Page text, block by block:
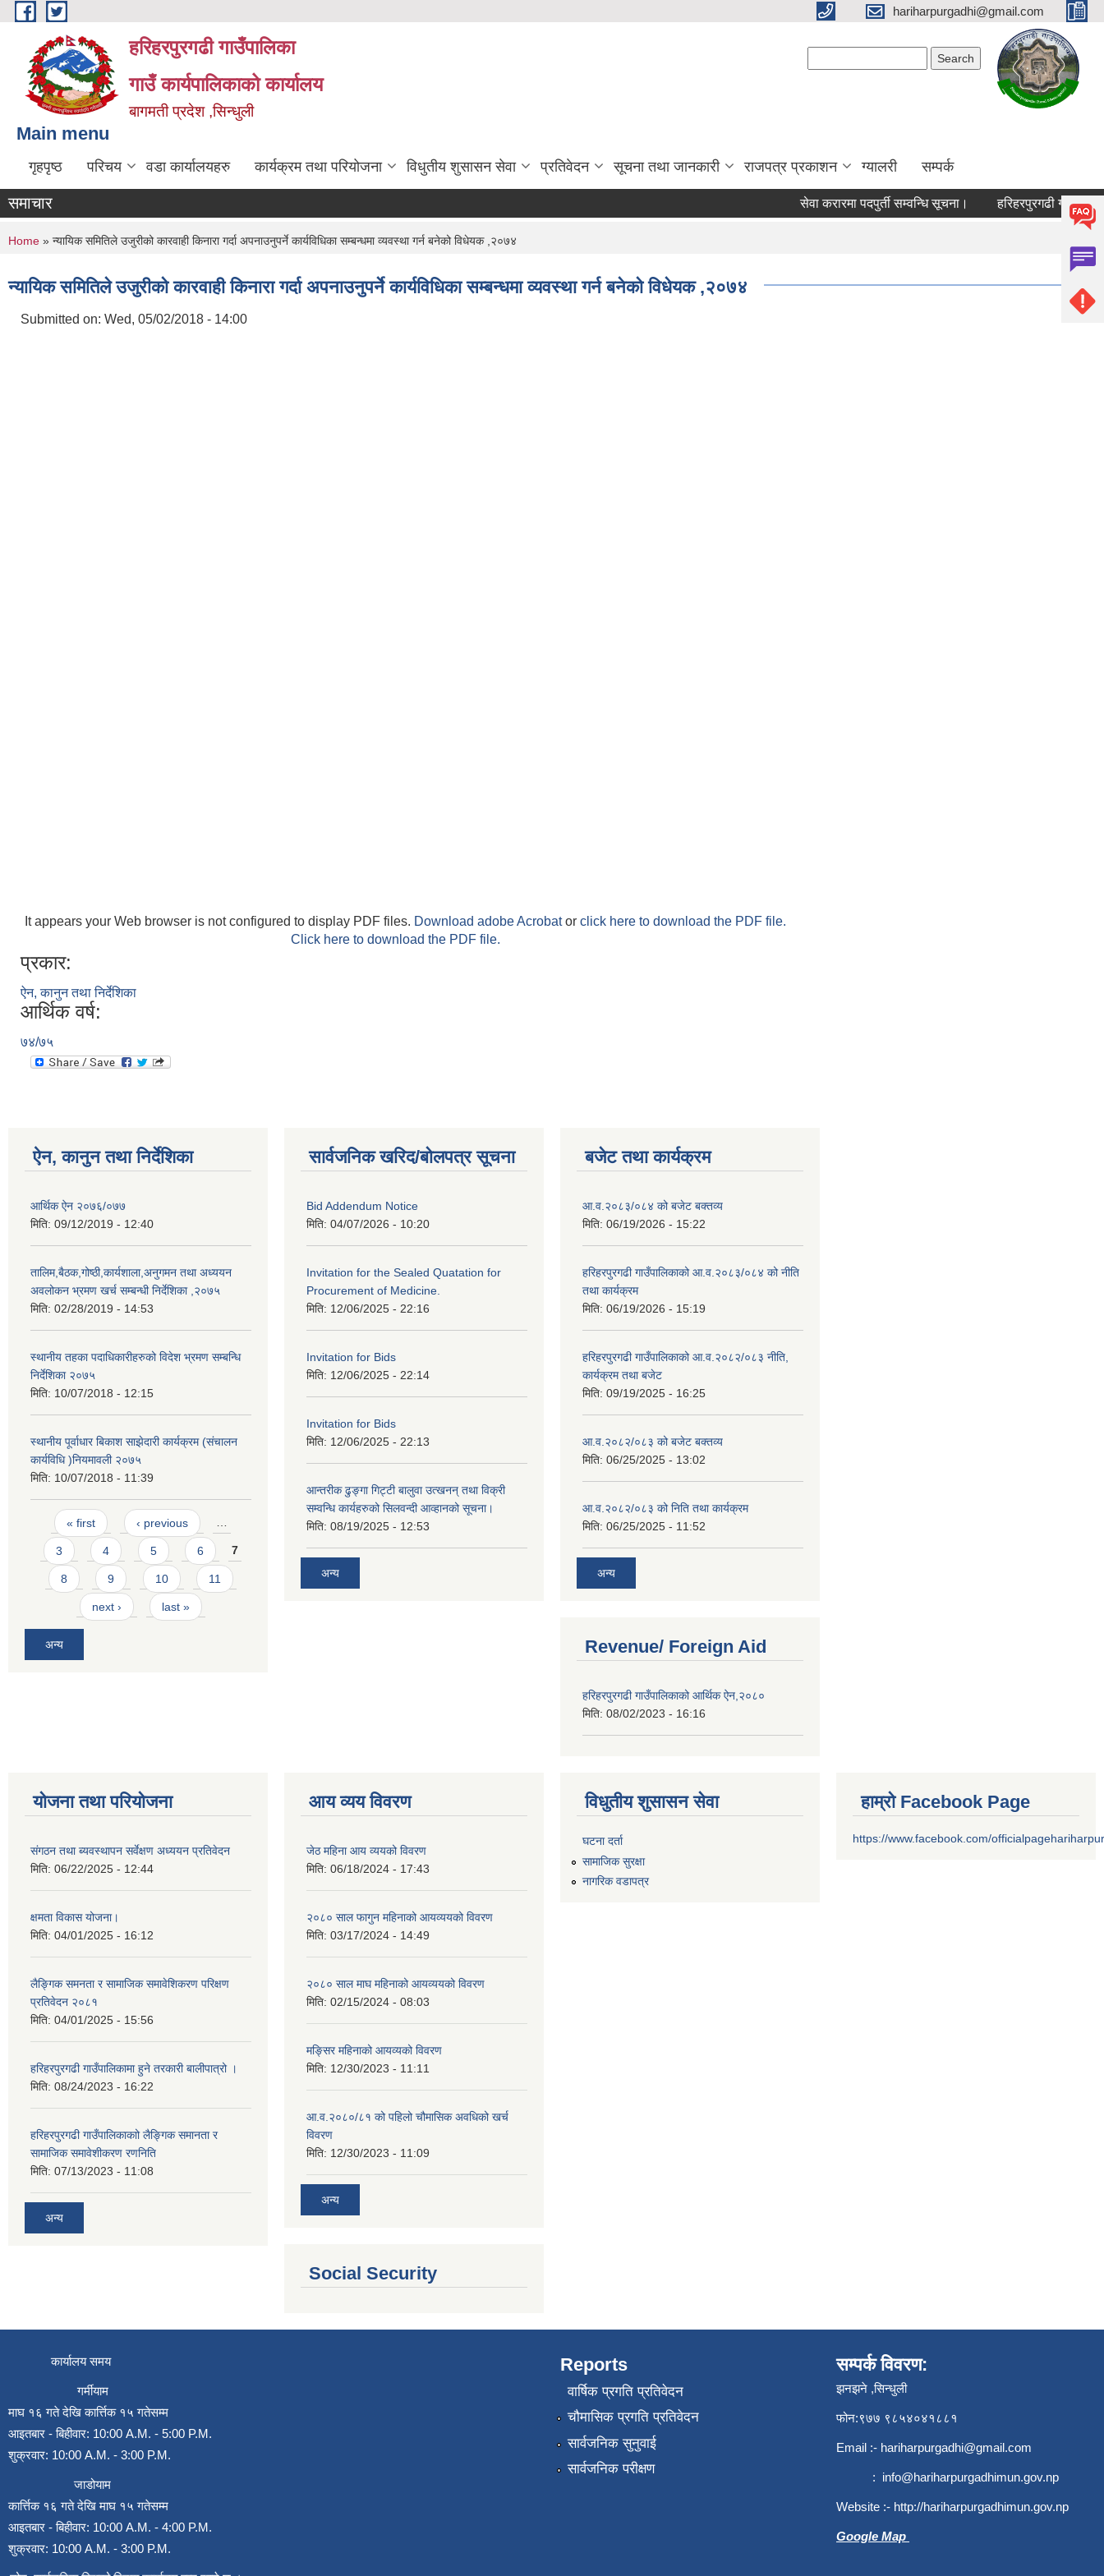
Skip to main content hariharpurgadhi@gmail.com
हरिहरपुरगढी गाउँपालिका
गाउँ कार्यपालिकाको कार्यालय
बागमती प्रदेश ,सिन्धुली
Main menu
गृहपृष्ठ परिचय वडा कार्यालयहरु कार्यक्रम तथा परियोजना विधुतीय शुसासन सेवा प्रतिवेदन सूचना तथा जानकारी राजपत्र प्रकाशन ग्यालरी सम्पर्क
समाचार सेवा करारमा पदपुर्ती सम्वन्धि सूचना। हरिहरपुरगढी
You are here
Home » न्यायिक समितिले उजुरीको कारवाही किनारा गर्दा अपनाउनुपर्ने कार्यविधिका सम्बन्धमा व्यवस्था गर्न बनेको विधेयक ,२०७४
न्यायिक समितिले उजुरीको कारवाही किनारा गर्दा अपनाउनुपर्ने कार्यविधिका सम्बन्धमा व्यवस्था गर्न बनेको विधेयक ,२०७४
Submitted on: Wed, 05/02/2018 - 14:00
It appears your Web browser is not configured to display PDF files. Download adobe Acrobator click here to download the PDF file.
Click here to download the PDF file.
प्रकार:
ऐन, कानुन तथा निर्देशिका
आर्थिक वर्ष:
७४/७५
ऐन, कानुन तथा निर्देशिका
आर्थिक ऐन २०७६/०७७
मिति: 09/12/2019 - 12:40
तालिम,बैठक,गोष्ठी,कार्यशाला,अनुगमन तथा अध्ययन
अवलोकन भ्रमण खर्च सम्बन्धी निर्देशिका ,२०७५
मिति: 02/28/2019 - 14:53
स्थानीय तहका पदाधिकारीहरुको विदेश भ्रमण सम्बन्धि
निर्देशिका २०७५
मिति: 10/07/2018 - 12:15
स्थानीय पूर्वाधार बिकाश साझेदारी कार्यक्रम (संचालन
कार्यविधि )नियमावली २०७५
मिति: 10/07/2018 - 11:39
Pages
« first ‹ previous …
3 4 5 6 7
8 9 10 11
next › last »
अन्य
सार्वजनिक खरिद/बोलपत्र सूचना
Bid Addendum Notice
मिति: 04/07/2026 - 10:20
Invitation for the Sealed Quatation for
Procurement of Medicine.
मिति: 12/06/2025 - 22:16
Invitation for Bids
मिति: 12/06/2025 - 22:14
Invitation for Bids
मिति: 12/06/2025 - 22:13
आन्तरीक ढुङ्गा गिट्टी बालुवा उत्खनन् तथा विक्री
सम्वन्धि कार्यहरुको सिलवन्दी आव्हानको सूचना।
मिति: 08/19/2025 - 12:53
अन्य
बजेट तथा कार्यक्रम
आ.व.२०८३/०८४ को बजेट बक्तव्य
मिति: 06/19/2026 - 15:22
हरिहरपुरगढी गाउँपालिकाको आ.व.२०८३/०८४ को नीति
तथा कार्यक्रम
मिति: 06/19/2026 - 15:19
हरिहरपुरगढी गाउँपालिकाको आ.व.२०८२/०८३ नीति,
कार्यक्रम तथा बजेट
मिति: 09/19/2025 - 16:25
आ.व.२०८२/०८३ को बजेट बक्तव्य
मिति: 06/25/2025 - 13:02
आ.व.२०८२/०८३ को निति तथा कार्यक्रम
मिति: 06/25/2025 - 11:52
अन्य
Revenue/ Foreign Aid
हरिहरपुरगढी गाउँपालिकाको आर्थिक ऐन,२०८०
मिति: 08/02/2023 - 16:16
योजना तथा परियोजना
संगठन तथा ब्यवस्थापन सर्वेक्षण अध्ययन प्रतिवेदन
मिति: 06/22/2025 - 12:44
क्षमता विकास योजना।
मिति: 04/01/2025 - 16:12
लैङ्गिक समनता र सामाजिक समावेशिकरण परिक्षण
प्रतिवेदन २०८१
मिति: 04/01/2025 - 15:56
हरिहरपुरगढी गाउँपालिकामा हुने तरकारी बालीपात्रो ।
मिति: 08/24/2023 - 16:22
हरिहरपुरगढी गाउँपालिकाकाो लैङ्गिक समानता र
सामाजिक समावेशीकरण रणनिति
मिति: 07/13/2023 - 11:08
अन्य
आय व्यय विवरण
जेठ महिना आय व्ययको विवरण
मिति: 06/18/2024 - 17:43
२०८० साल फागुन महिनाको आयव्ययको विवरण
मिति: 03/17/2024 - 14:49
२०८० साल माघ महिनाको आयव्ययको विवरण
मिति: 02/15/2024 - 08:03
मङ्सिर महिनाको आयव्यको विवरण
मिति: 12/30/2023 - 11:11
आ.व.२०८०/८१ को पहिलो चौमासिक अवधिको खर्च
विवरण
मिति: 12/30/2023 - 11:09
अन्य
Social Security
विधुतीय शुसासन सेवा
घटना दर्ता
सामाजिक सुरक्षा
नागरिक वडापत्र
हाम्रो Facebook Page
https://www.facebook.com/
कार्यालय समय
गर्मीयाम
माघ १६ गते देखि कार्त्तिक १५ गतेसम्म
आइतबार - बिहीवार: 10:00 A.M. - 5:00 P.M.
शुक्रवार: 10:00 A.M. - 3:00 P.M.
जाडोयाम
कार्त्तिक १६ गते देखि माघ १५ गतेसम्म
आइतबार - बिहीवार: 10:00 A.M. - 4:00 P.M.
शुक्रवार: 10:00 A.M. - 3:00 P.M.
Reports
वार्षिक प्रगति प्रतिवेदन
चौमासिक प्रगति प्रतिवेदन
सार्वजनिक सुनुवाई
सार्वजनिक परीक्षण
सम्पर्क विवरण:
झनझने ,सिन्धुली
फोन:९७७ ९८५४०४१८८१
Email :- hariharpurgadhi@gmail.com
: info@hariharpurgadhimun.gov.np
Website :- http://hariharpurgadhimun.gov.np
Google Map